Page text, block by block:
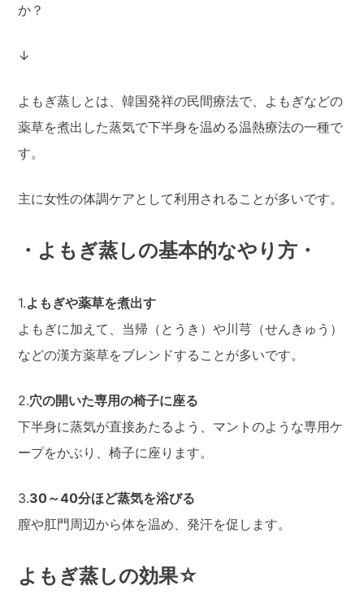
か？
↓
よもぎ蒸しとは、韓国発祥の民間療法で、よもぎなどの
薬草を煮出した蒸気で下半身を温める温熱療法の一種で
す。
主に女性の体調ケアとして利用されることが多いです。
・よもぎ蒸しの基本的なやり方・
1.よもぎや薬草を煮出す
よもぎに加えて、当帰（とうき）や川芎（せんきゅう）
などの漢方薬草をブレンドすることが多いです。
2.穴の開いた専用の椅子に座る
下半身に蒸気が直接あたるよう、マントのような専用ケ
ープをかぶり、椅子に座ります。
3.30～40分ほど蒸気を浴びる
膣や肛門周辺から体を温め、発汗を促します。
よもぎ蒸しの効果☆